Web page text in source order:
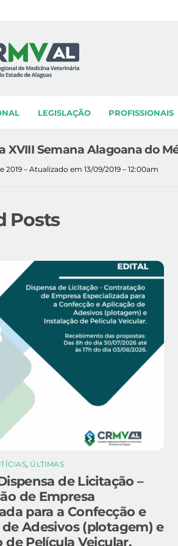
LEGISLAÇÃO PROFISSIONAIS
XVIII Semana Alagoana do
2019 – Atualizado em 13/09/2019 – 12:00am
Posts
, ÚLTIMAS
de Licitação –
de Empresa
para a Confecção e
Adesivos (plotagem) e
de Película Veicular.